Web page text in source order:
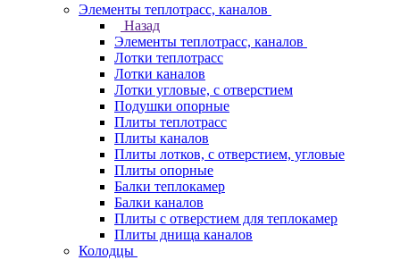
Элементы теплотрасс, каналов
Назад
Элементы теплотрасс, каналов
Лотки теплотрасс
Лотки каналов
Лотки угловые, с отверстием
Подушки опорные
Плиты теплотрасс
Плиты каналов
Плиты лотков, с отверстием, угловые
Плиты опорные
Балки теплокамер
Балки каналов
Плиты с отверстием для теплокамер
Плиты днища каналов
Колодцы